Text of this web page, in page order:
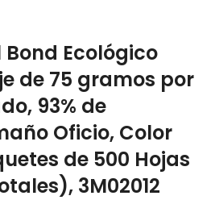
Ecológico
de 75 gramos por
93% de
Oficio, Color
de 500 Hojas
3M02012